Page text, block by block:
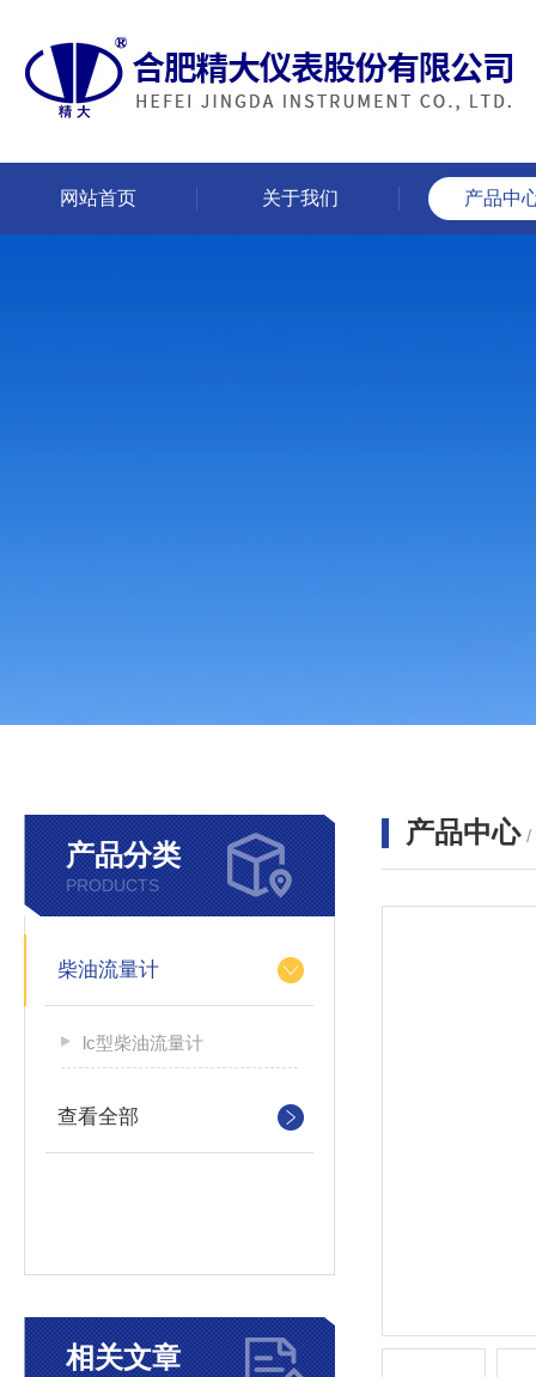
网站首页 关于我们 产品中
产品分类
PRODUCTS
柴油流量计
lc型柴油流量计
查看全部
相关文章
产品中心 /